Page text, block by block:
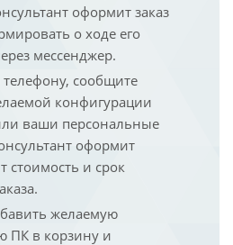
оформит заказ
о ходе его
мессенджер.
сообщите
конфигурации
ваши персональные
оформит
стоимость и срок
желаемую
ПК в корзину и